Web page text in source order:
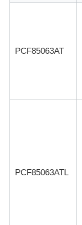
Videos
PCF85063AT
PCF85063ATL